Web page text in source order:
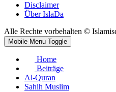
Disclaimer
Über IslaDa
Alle Rechte vorbehalten ©
Mobile Menu Toggle
Home
Beiträge
Al-Quran
Sahih Muslim